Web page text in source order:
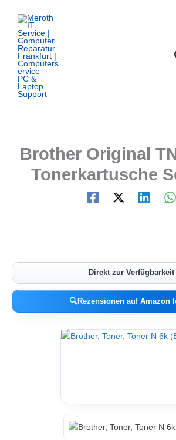
Inhalt
springen
Brother Original
Tonerkartusche
Direkt zur Verfügbarkeit
🔍Rezensionen auf Amazon